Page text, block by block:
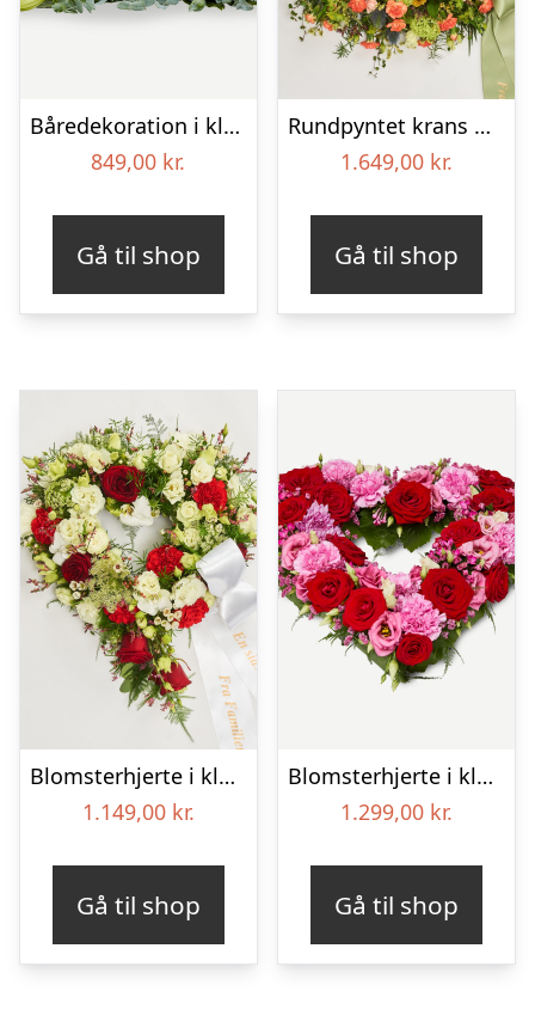
Båredekoration i klassisk stil – creme
849,00 kr.
Gå til shop
Rundpyntet krans med bånd – Et farverigt farvel
1.649,00 kr.
Gå til shop
Blomsterhjerte i klassisk stil med bånd
1.149,00 kr.
Gå til shop
Blomsterhjerte i klassisk stil – pink
1.299,00 kr.
Gå til shop